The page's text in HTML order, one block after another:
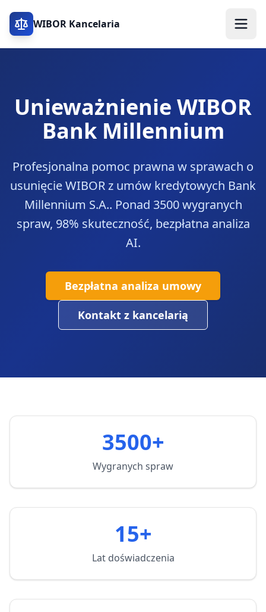
WIBOR Kancelaria
Unieważnienie WIBOR
Bank Millennium
Profesjonalna pomoc prawna w sprawach o
usunięcie WIBOR z umów kredytowych Bank
Millennium S.A.. Ponad 3500 wygranych
spraw, 98% skuteczność, bezpłatna analiza
AI.
Bezpłatna analiza umowy
Kontakt z kancelarią
3500+
Wygranych spraw
15+
Lat doświadczenia